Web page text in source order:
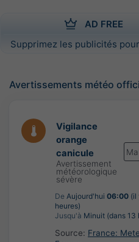
AD FREE
Supprimez les publicités
Avertissements météo
Vigilance
orange
canicule
Avertissement
météorologique
sévère
De Aujourd'hui 06:00 (il
heures)
Jusqu'à Minuit (dans 13
Source: France: